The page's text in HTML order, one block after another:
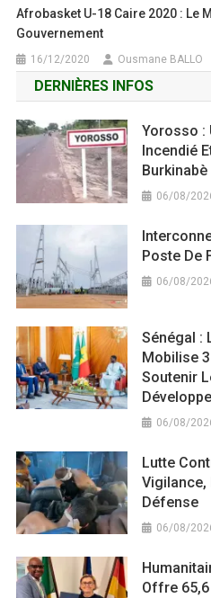
Afrobasket U-18 Caire 2020 : Le
Gouvernement
16/12/2020 Ousmane BALLO
DERNIÈRES INFOS
Yorosso :
Incendié
Burkinabè
06/08/
Poste De
06/08/
Sénégal :
Mobilise
Soutenir
06/08/
Lutte
Vigilance,
Défense
06/08/
Offre